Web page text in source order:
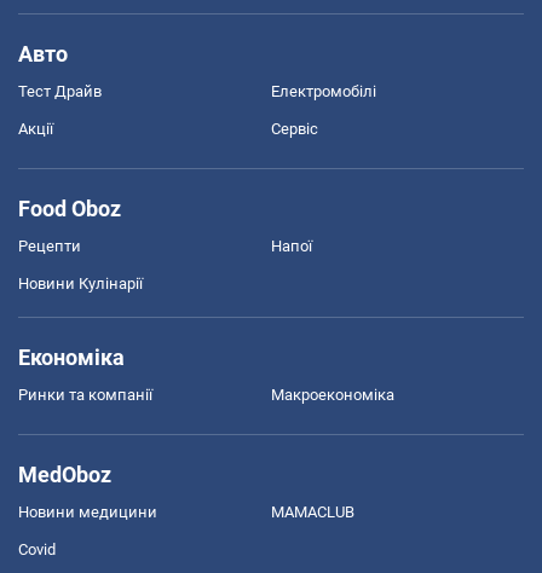
Авто
Тест Драйв Електромобілі
Акції Сервіс
Food Oboz
Рецепти Напої
Новини Кулінарії
Економіка
Ринки та компанії Макроекономіка
MedOboz
Новини медицини MAMACLUB
Covid